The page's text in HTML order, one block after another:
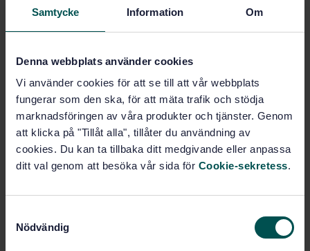
Samtycke Information Om
Denna webbplats använder cookies
Vi använder cookies för att se till att vår webbplats
fungerar som den ska, för att mäta trafik och stödja
marknadsföringen av våra produkter och tjänster. Genom
att klicka på "Tillåt alla", tillåter du användning av
cookies. Du kan ta tillbaka ditt medgivande eller anpassa
ditt val genom att besöka vår sida för Cookie-sekretess.
Nödvändig
Part 1-2: Common components - USB Power Delivery
specification
Price:3 219 SEK
PDF
Add to cart
Show more
Product information
Language: